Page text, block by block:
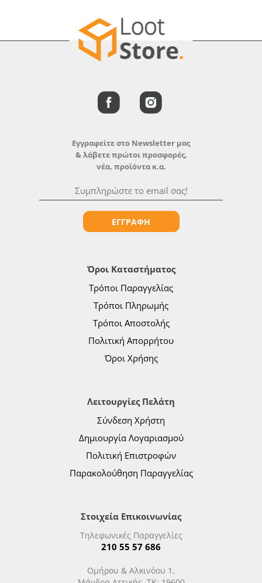
Όροι Καταστήματος
Τρόποι Παραγγελίας
Τρόποι Πληρωμής
Τρόποι Αποστολής
Πολιτική Απορρήτου
Όροι Χρήσης
Λειτουργίες Πελάτη
Σύνδεση Χρήστη
Δημιουργία Λογαριασμού
Πολιτική Επιστροφών
Παρακολούθηση Παραγγελίας
Στοιχεία Επικοινωνίας
Τηλεφωνικές Παραγγελίες
210 55 57 686
Ομήρου & Αλκινόου 1,
Εγγραφείτε στο Newsletter μας
& λάβετε πρώτοι προσφορές,
νέα, προϊόντα κ.α.
ΕΓΓΡΑΦΗ